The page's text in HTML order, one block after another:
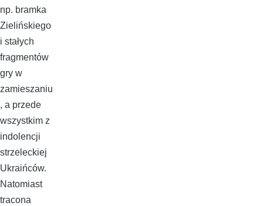
np. bramka
Zielińskiego
i stałych
fragmentów
gry w
zamieszaniu
, a przede
wszystkim z
indolencji
strzeleckiej
Ukraińców.
Natomiast
tracona